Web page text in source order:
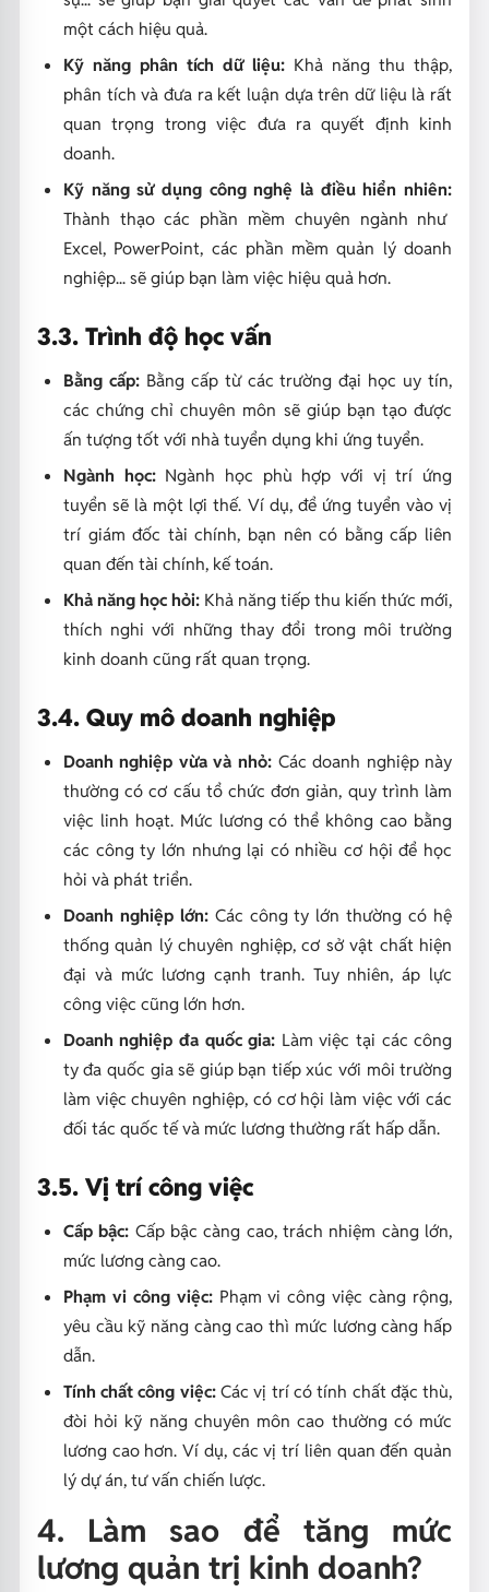
một cách hiệu quả.
Kỹ năng phân tích dữ liệu: Khả năng thu thập,
phân tích và đưa ra kết luận dựa trên dữ liệu là rất
quan trọng trong việc đưa ra quyết định kinh
doanh.
Kỹ năng sử dụng công nghệ là điều hiển nhiên:
Thành thạo các phần mềm chuyên ngành như
Excel, PowerPoint, các phần mềm quản lý doanh
nghiệp... sẽ giúp bạn làm việc hiệu quả hơn.
3.3. Trình độ học vấn
Bằng cấp:Bằng cấp từ các trường đại học uy tín,
các chứng chỉ chuyên môn sẽ giúp bạn tạo được
ấn tượng tốt với nhà tuyển dụng khi ứng tuyển.
Ngành học:Ngành học phù hợp với vị trí ứng
tuyển sẽ là một lợi thế. Ví dụ, để ứng tuyển vào vị
trí giám đốc tài chính, bạn nên có bằng cấp liên
quan đến tài chính, kế toán.
Khả năng học hỏi:Khả năng tiếp thu kiến thức mới,
thích nghi với những thay đổi trong môi trường
kinh doanh cũng rất quan trọng.
3.4. Quy mô doanh nghiệp
Doanh nghiệp vừa và nhỏ: Các doanh nghiệp này
thường có cơ cấu tổ chức đơn giản, quy trình làm
việc linh hoạt. Mức lương có thể không cao bằng
các công ty lớn nhưng lại có nhiều cơ hội để học
hỏi và phát triển.
Doanh nghiệp lớn:Các công ty lớn thường có hệ
thống quản lý chuyên nghiệp, cơ sở vật chất hiện
đại và mức lương cạnh tranh. Tuy nhiên, áp lực
công việc cũng lớn hơn.
Doanh nghiệp đa quốc gia: Làm việc tại các công
ty đa quốc gia sẽ giúp bạn tiếp xúc với môi trường
làm việc chuyên nghiệp, có cơ hội làm việc với các
đối tác quốc tế và mức lương thường rất hấp dẫn.
3.5. Vị trí công việc
Cấp bậc: Cấp bậc càng cao, trách nhiệm càng lớn,
mức lương càng cao.
Phạm vi công việc:Phạm vi công việc càng rộng,
yêu cầu kỹ năng càng cao thì mức lương càng hấp
dẫn.
Tính chất công việc:Các vị trí có tính chất đặc thù,
đòi hỏi kỹ năng chuyên môn cao thường có mức
lương cao hơn. Ví dụ, các vị trí liên quan đến quản
lý dự án, tư vấn chiến lược.
4. Làm sao để tăng mức
lương quản trị kinh doanh?